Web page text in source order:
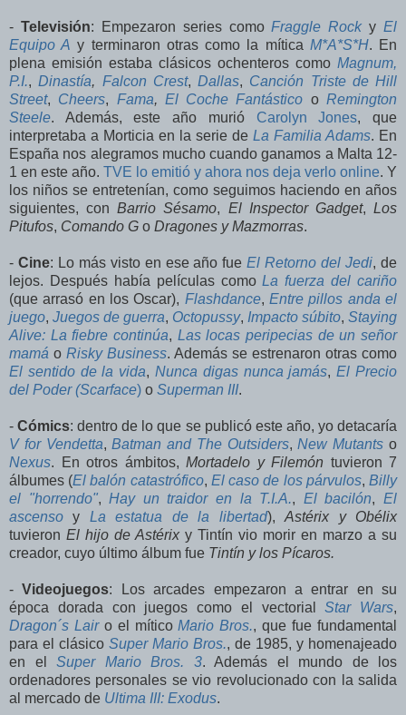
- Televisión: Empezaron series comoFraggle Rocky El
Equipo A y terminaron otras como la mítica M*A*S*H. En
plena emisión estaba clásicos ochenteros como Magnum,
P.I.,Dinastía, Falcon Crest, Dallas, Canción Triste de Hill
Street, Cheers, Fama, El Coche Fantástico oRemington
Steele. Además, este año murió Carolyn Jones, que
interpretaba a Morticia en la serie de La Familia Adams. En
España nos alegramos mucho cuando ganamos a Malta 12-
1 en este año. TVE lo emitió y ahora nos deja verlo online. Y
los niños se entretenían, como seguimos haciendo en años
siguientes, conBarrio Sésamo, El Inspector Gadget,Los
Pitufos, Comando G o Dragones y Mazmorras.
- Cine: Lo más visto en ese año fueEl Retorno del Jedi, de
lejos. Después había películas comoLa fuerza del cariño
(que arrasó en los Oscar), Flashdance,Entre pillos anda el
juego, Juegos de guerra, Octopussy, Impacto súbito, Staying
Alive: La fiebre continúa, Las locas peripecias de un señor
mamá o Risky Business. Además se estrenaron otras como
El sentido de la vida,Nunca digas nunca jamás,El Precio
del Poder (Scarface) o Superman III.
-Cómics: dentro de lo que se publicó este año, yo detacaría
V for Vendetta,Batman and The Outsiders,New Mutants o
Nexus. En otros ámbitos, Mortadelo y Filemón tuvieron 7
álbumes (El balón catastrófico, El caso de los párvulos,Billy
el "horrendo",Hay un traidor en la T.I.A., El bacilón,El
ascenso y La estatua de la libertad),Astérix y Obélix
tuvieron El hijo de Astérix y Tintín vio morir en marzo a su
creador, cuyo último álbum fue Tintín y los Pícaros.
-Videojuegos: Los arcades empezaron a entrar en su
época dorada con juegos como el vectorialStar Wars,
Dragon´s Lairo el míticoMario Bros., que fue fundamental
para el clásico Super Mario Bros., de 1985, y homenajeado
en el Super Mario Bros. 3. Además el mundo de los
ordenadores personales se vio revolucionado con la salida
al mercado de Ultima III: Exodus.